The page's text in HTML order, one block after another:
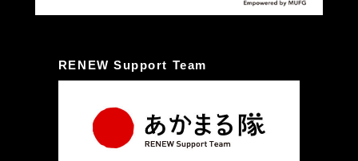
RENEW Support Team